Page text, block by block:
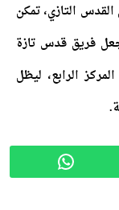
التازي، تمكن
فريق قدس تازة
34 نقطة محتلا المركز الرابع، ليظل